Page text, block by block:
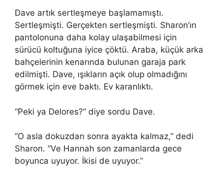
Dave artık sertleşmeye başlamamıştı.
Sertleşmişti. Gerçekten sertleşmişti. Sharon’ın
pantolonuna daha kolay ulaşabilmesi için
sürücü koltuğuna iyice çöktü. Araba, küçük arka
bahçelerinin kenarında bulunan garaja park
edilmişti. Dave, ışıkların açık olup olmadığını
görmek için eve baktı. Ev karanlıktı.
“Peki ya Delores?” diye sordu Dave.
“O asla dokuzdan sonra ayakta kalmaz,” dedi
Sharon. “Ve Hannah son zamanlarda gece
boyunca uyuyor. İkisi de uyuyor.”